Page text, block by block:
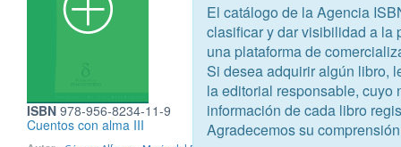
ISBN 978-956-8234-11-9
Cuentos con alma III
El catálogo de la Agencia
clasificar y dar visibilidad a la
una plataforma de
Si desea adquirir algún libro,
la editorial responsable, cuyo
información de cada libro
Agradecemos su